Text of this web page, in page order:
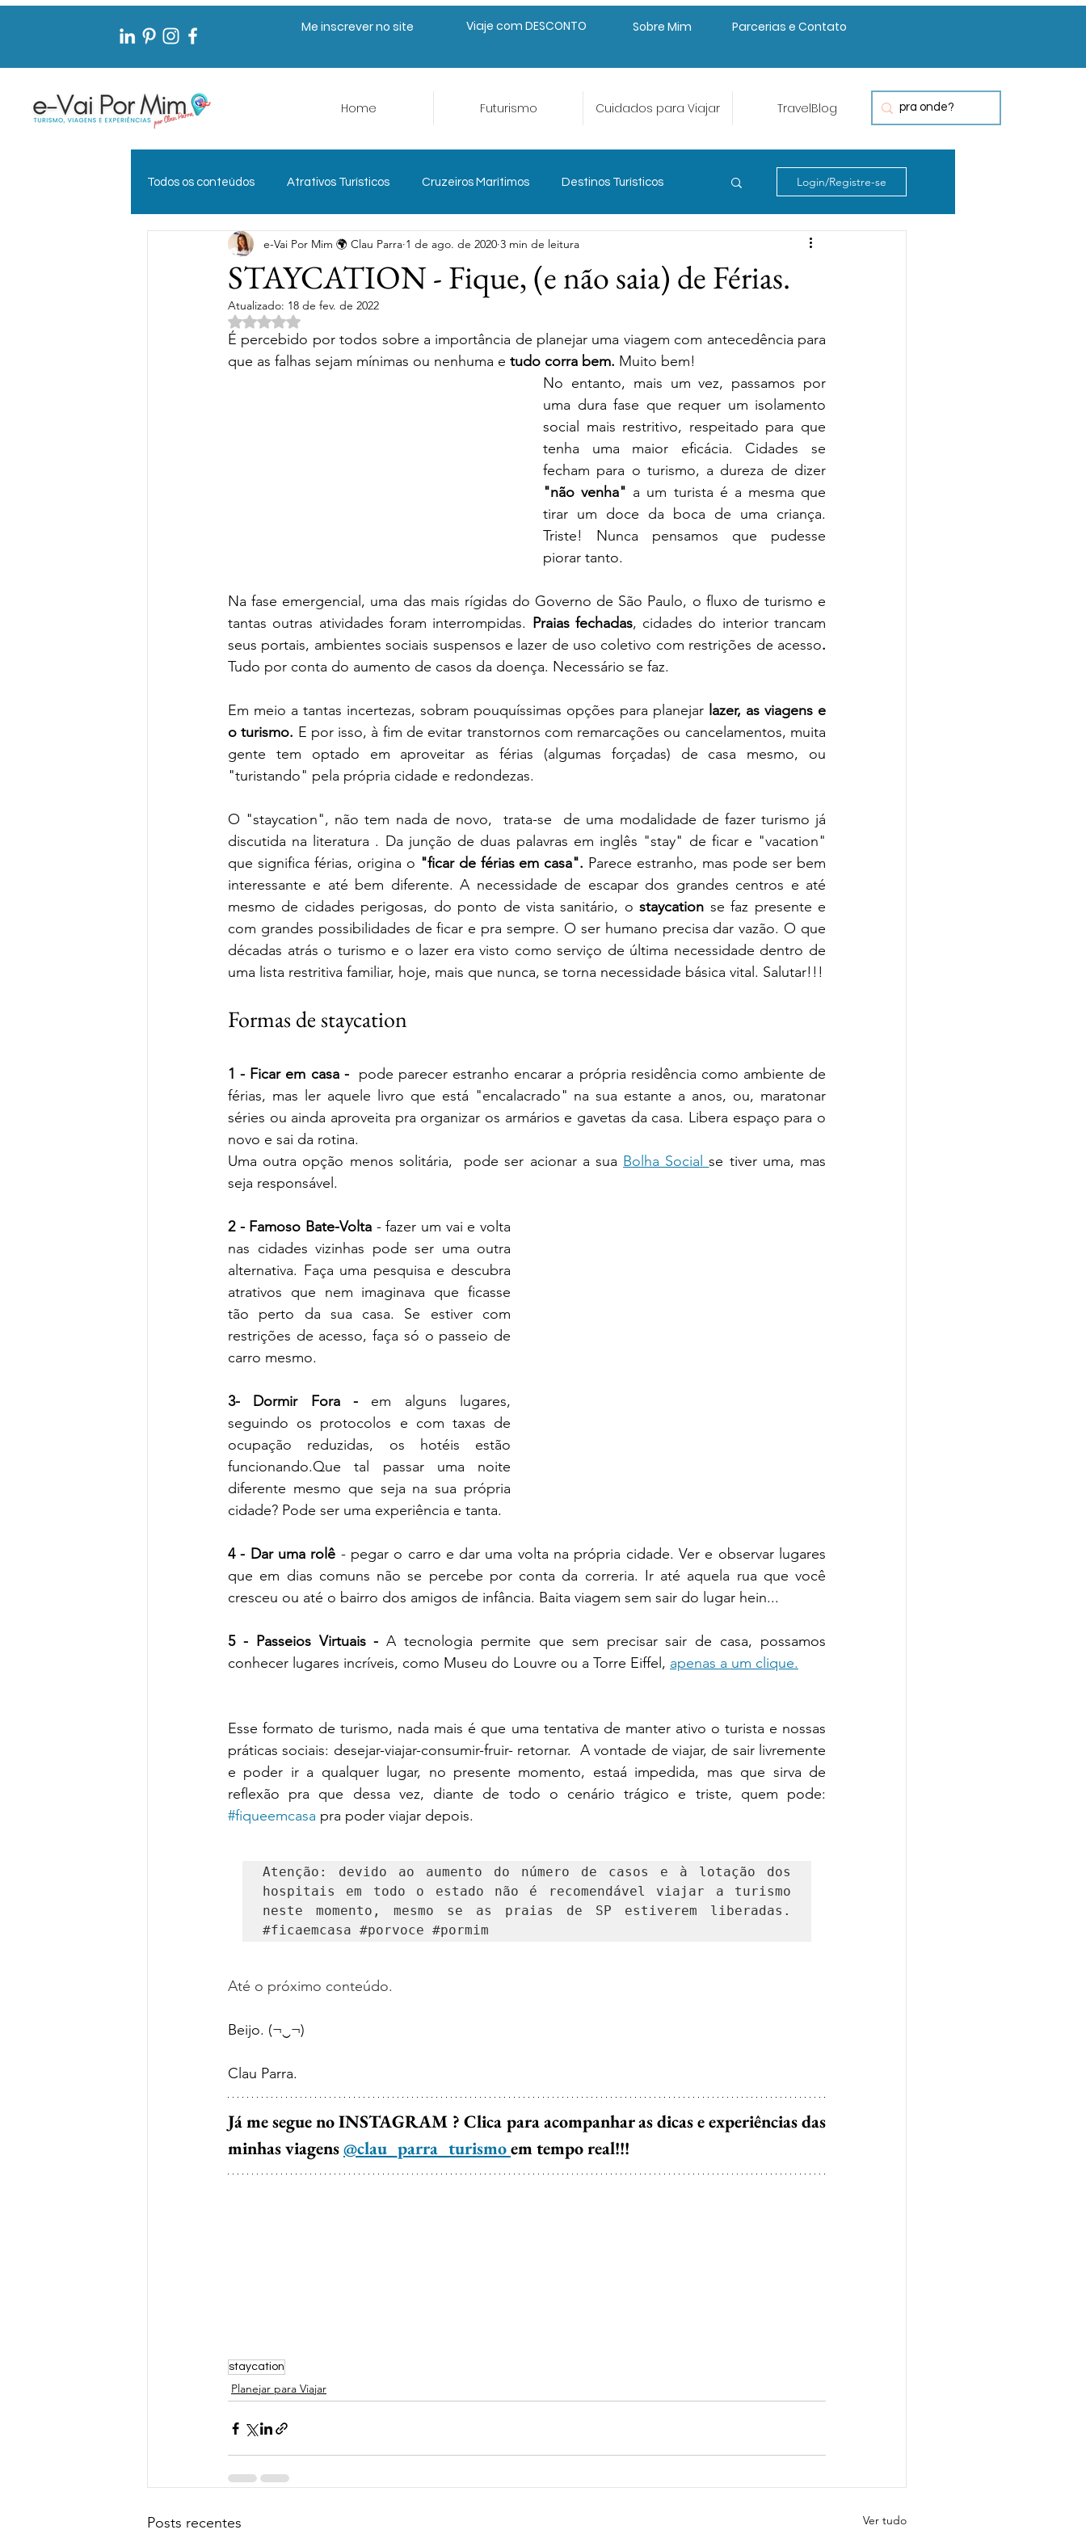
Me inscrever no site Viaje com DESCONTO Sobre Mim Parcerias e Contato
Home Futurismo Cuidados para Viajar TravelBlog
Todos os conteúdos Atrativos Turísticos Cruzeiros Marítimos Destinos Turísticos
Documentos de Viagem Experiências e Aventura Gastroturismo
Gestão Pública em Turismo Planejar para Viajar
Internacional
Login/Registre-se
STAYCATION - Fique, (e não saia) de Férias.
e-Vai Por Mim 🌍 Clau Parra 1 de ago. de 2020 3 min de leitura
Atualizado: 18 de fev. de 2022
Avaliado com NaN de 5 estrelas.
É percebido por todos sobre a importância de planejar uma viagem com antecedência para
que as falhas sejam mínimas ou nenhuma e tudo corra bem. Muito bem!
No entanto, mais um vez, passamos por
uma dura fase que requer um isolamento
social mais restritivo, respeitado para que
tenha uma maior eficácia. Cidades se
"não venha" a um turista é a mesma que
tirar um doce da boca de uma criança.
Triste! Nunca pensamos que pudesse
piorar tanto.
Na fase emergencial, uma das mais rígidas do Governo de São Paulo, o fluxo de turismo e
tantas outras atividades foram interrompidas. Praias fechadas, cidades do interior trancam
seus portais, ambientes sociais suspensos e lazer de uso coletivo com restrições de acesso.
Tudo por conta do aumento de casos da doença. Necessário se faz.
Em meio a tantas incertezas, sobram pouquíssimas opções para planejar lazer, as viagens e
o turismo. E por isso, à fim de evitar transtornos com remarcações ou cancelamentos, muita
gente tem optado em aproveitar as férias (algumas forçadas) de casa mesmo, ou
"turistando" pela própria cidade e redondezas.
O "staycation", não tem nada de novo,  trata-se  de uma modalidade de fazer turismo já
discutida na literatura . Da junção de duas palavras em inglês "stay" de ficar e "vacation"
que significa férias, origina o "ficar de férias em casa". Parece estranho, mas pode ser bem
interessante e até bem diferente. A necessidade de escapar dos grandes centros e até
mesmo de cidades perigosas, do ponto de vista sanitário, o staycation se faz presente e
com grandes possibilidades de ficar e pra sempre. O ser humano precisa dar vazão. O que
décadas atrás o turismo e o lazer era visto como serviço de última necessidade dentro de
uma lista restritiva familiar, hoje, mais que nunca, se torna necessidade básica vital. Salutar!!!
Formas de staycation
1 - Ficar em casa - pode parecer estranho encarar a própria residência como ambiente de
férias, mas ler aquele livro que está "encalacrado" na sua estante a anos, ou, maratonar
séries ou ainda aproveita pra organizar os armários e gavetas da casa. Libera espaço para o
novo e sai da rotina.
Uma outra opção menos solitária,  pode ser acionar a sua Bolha Social se tiver uma, mas
seja responsável.
2 - Famoso Bate-Volta - fazer um vai e volta
nas cidades vizinhas pode ser uma outra
alternativa. Faça uma pesquisa e descubra
atrativos que nem imaginava que ficasse
tão perto da sua casa. Se estiver com
restrições de acesso, faça só o passeio de
carro mesmo.
3- Dormir Fora - em alguns lugares,
seguindo os protocolos e com taxas de
ocupação reduzidas, os hotéis estão
funcionando.Que tal passar uma noite
diferente mesmo que seja na sua própria
cidade? Pode ser uma experiência e tanta.
4 - Dar uma rolê - pegar o carro e dar uma volta na própria cidade. Ver e observar lugares
que em dias comuns não se percebe por conta da correria. Ir até aquela rua que você
cresceu ou até o bairro dos amigos de infância. Baita viagem sem sair do lugar hein...
5 - Passeios Virtuais - A tecnologia permite que sem precisar sair de casa, possamos
conhecer lugares incríveis, como Museu do Louvre ou a Torre Eiffel, apenas a um clique.
Esse formato de turismo, nada mais é que uma tentativa de manter ativo o turista e nossas
práticas sociais: desejar-viajar-consumir-fruir- retornar.  A vontade de viajar, de sair livremente
e poder ir a qualquer lugar, no presente momento, estaá impedida, mas que sirva de
#fiqueemcasa pra poder viajar depois.
Atenção: devido ao aumento do número de casos e à lotação dos
hospitais em todo o estado não é recomendável viajar a turismo
#ficaemcasa #porvoce #pormim
Até o próximo conteúdo.
Beijo. (¬‿¬)
Clau Parra.
Já me segue no INSTAGRAM ? Clica para acompanhar as dicas e experiências das
minhas viagens @clau_parra_turismo em tempo real!!!
staycation
Planejar para Viajar
Posts recentes Ver tudo